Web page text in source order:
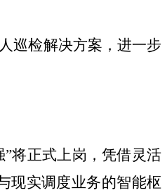
巡检解决方案，进一步
将正式上岗，凭借灵活
现实调度业务的智能枢